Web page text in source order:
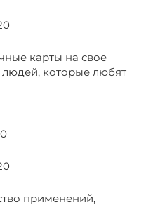
карты на свое
людей, которые любят
применений,